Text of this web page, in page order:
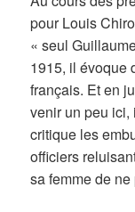
pour Louis
« seul
1915, il évoque
français. Et en
venir un peu ici,
critique les
officiers
sa femme de